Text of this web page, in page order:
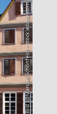
Bild: @Manuel Schönfeld – stock.adobe.com